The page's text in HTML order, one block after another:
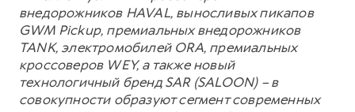
внедорожников HAVAL, выносливых пикапов
GWM Pickup, премиальных внедорожников
TANK, электромобилей ORA, премиальных
кроссоверов WEY, а также новый
технологичный бренд SAR (SALOON) – в
совокупности образуют сегмент современных